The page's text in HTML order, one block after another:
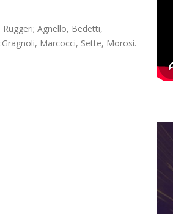
Ruggeri; Agnello, Bedetti,
Marcocci, Sette, Morosi.